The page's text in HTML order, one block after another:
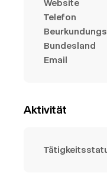
Website
Telefon
Bundesland
Email
Aktivität